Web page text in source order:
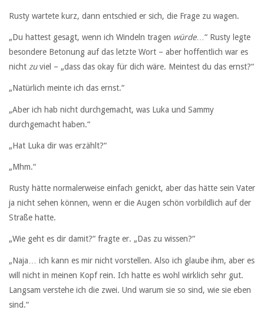
Rusty wartete kurz, dann entschied er sich, die Frage zu wagen.
„Du hattest gesagt, wenn ich Windeln tragen würde…“ Rusty legte
besondere Betonung auf das letzte Wort – aber hoffentlich war es
nicht zuviel – „dass das okay für dich wäre. Meintest du das ernst?“
„Natürlich meinte ich das ernst.“
„Aber ich hab nicht durchgemacht, was Luka und Sammy
durchgemacht haben.“
„Hat Luka dir was erzählt?“
„Mhm.“
Rusty hätte normalerweise einfach genickt, aber das hätte sein Vater
ja nicht sehen können, wenn er die Augen schön vorbildlich auf der
Straße hatte.
„Wie geht es dir damit?“ fragte er. „Das zu wissen?“
„Naja… ich kann es mir nicht vorstellen. Also ich glaube ihm, aber es
will nicht in meinen Kopf rein. Ich hatte es wohl wirklich sehr gut.
Langsam verstehe ich die zwei. Und warum sie so sind, wie sie eben
sind.“